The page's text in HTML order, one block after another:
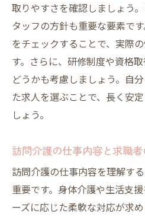
取りやすさを確認しましょう
タッフの方針も重要な要素で
をチェックすることで、実際
す。さらに、研修制度や資格
どうかも考慮しましょう。自
た求人を選ぶことで、長く安
しょう。
訪問介護の仕事内容と求職
訪問介護の仕事内容を理解す
重要です。身体介護や生活支
ーズに応じた柔軟な対応が求